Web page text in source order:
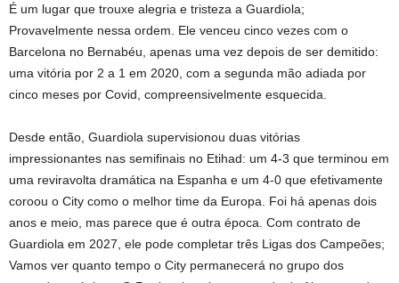
É um lugar que trouxe alegria e tristeza a Guardiola;
Provavelmente nessa ordem. Ele venceu cinco vezes com o
Barcelona no Bernabéu, apenas uma vez depois de ser demitido:
uma vitória por 2 a 1 em 2020, com a segunda mão adiada por
cinco meses por Covid, compreensivelmente esquecida.
Desde então, Guardiola supervisionou duas vitórias
impressionantes nas semifinais no Etihad: um 4-3 que terminou em
uma reviravolta dramática na Espanha e um 4-0 que efetivamente
coroou o City como o melhor time da Europa. Foi há apenas dois
anos e meio, mas parece que é outra época. Com contrato de
Guardiola em 2027, ele pode completar três Ligas dos Campeões;
Vamos ver quanto tempo o City permanecerá no grupo dos